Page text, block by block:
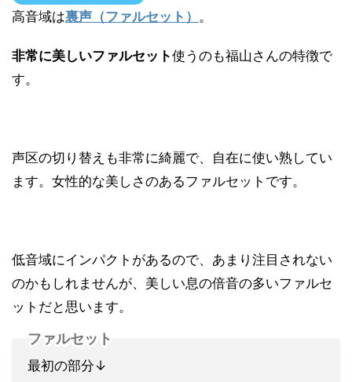
高音域は裏声（ファルセット） 。
非常に美しいファルセット使うのも福山さんの特徴で
す。
声区の切り替えも非常に綺麗で、自在に使い熟してい
ます。女性的な美しさのあるファルセットです。
低音域にインパクトがあるので、あまり注目されない
のかもしれませんが、美しい息の倍音の多いファルセ
ットだと思います。
ファルセット
最初の部分↓